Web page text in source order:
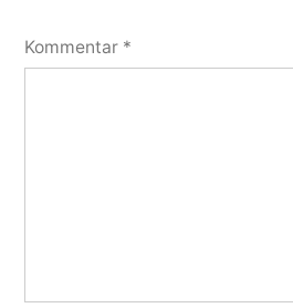
Kommentar *